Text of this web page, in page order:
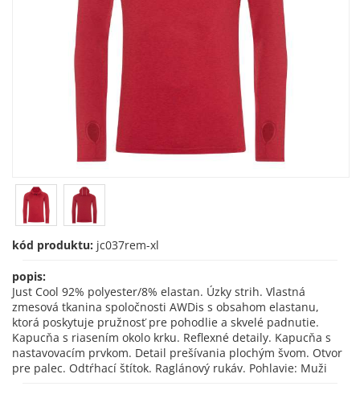
kód produktu: jc037rem-xl
popis:
Just Cool 92% polyester/8% elastan. Úzky strih. Vlastná
zmesová tkanina spoločnosti AWDis s obsahom elastanu,
ktorá poskytuje pružnosť pre pohodlie a skvelé padnutie.
Kapucňa s riasením okolo krku. Reflexné detaily. Kapucňa s
nastavovacím prvkom. Detail prešívania plochým švom. Otvor
pre palec. Odtŕhací štítok. Raglánový rukáv. Pohlavie: Muži